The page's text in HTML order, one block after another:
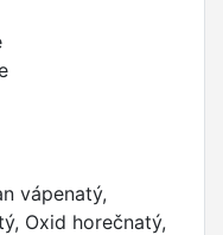
vápenatý,
Oxid horečnatý,